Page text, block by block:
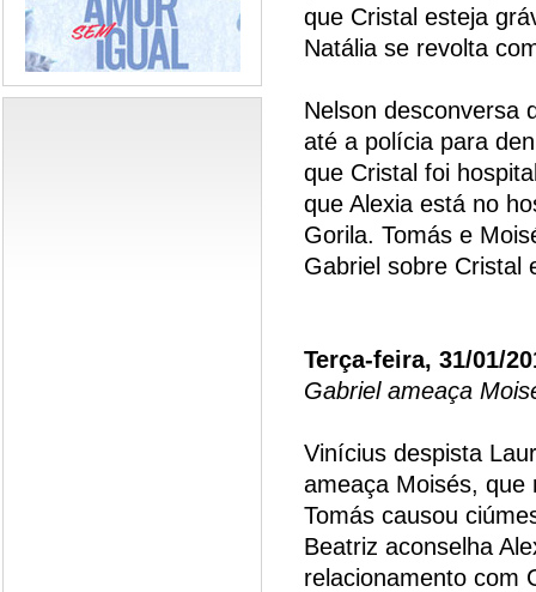
que Cristal esteja
Natália se revolta
Nelson desconversa
até a polícia para
que Cristal foi
que Alexia está no
Gorila. Tomás e
Gabriel sobre Cristal
Terça-feira, 31/01/
Gabriel ameaça
Vinícius despista
ameaça Moisés, que
Tomás causou
Beatriz aconselha
relacionamento com